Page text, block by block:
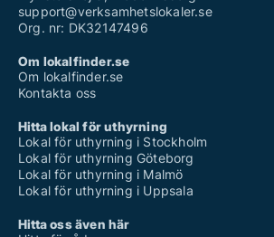
support@verksamhetslokaler.se
Org. nr: DK32147496
Om lokalfinder.se
Om lokalfinder.se
Kontakta oss
Hitta lokal för uthyrning
Lokal för uthyrning i Stockholm
Lokal för uthyrning Göteborg
Lokal för uthyrning i Malmö
Lokal för uthyrning i Uppsala
Hitta oss även här